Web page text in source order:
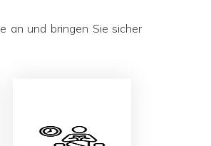
an und bringen Sie sicher